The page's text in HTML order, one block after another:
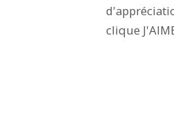
clique